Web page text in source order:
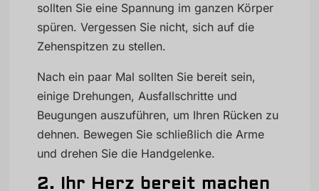
sollten Sie eine Spannung im ganzen Körper
spüren. Vergessen Sie nicht, sich auf die
Zehenspitzen zu stellen.
Nach ein paar Mal sollten Sie bereit sein,
einige Drehungen, Ausfallschritte und
Beugungen auszuführen, um Ihren Rücken zu
dehnen. Bewegen Sie schließlich die Arme
und drehen Sie die Handgelenke.
2. Ihr Herz bereit machen